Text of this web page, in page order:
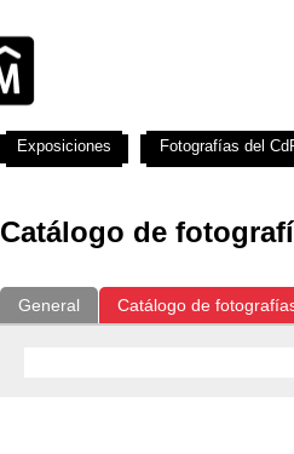
Catálogo de
General Catálogo de
Exposiciones Fotografías del